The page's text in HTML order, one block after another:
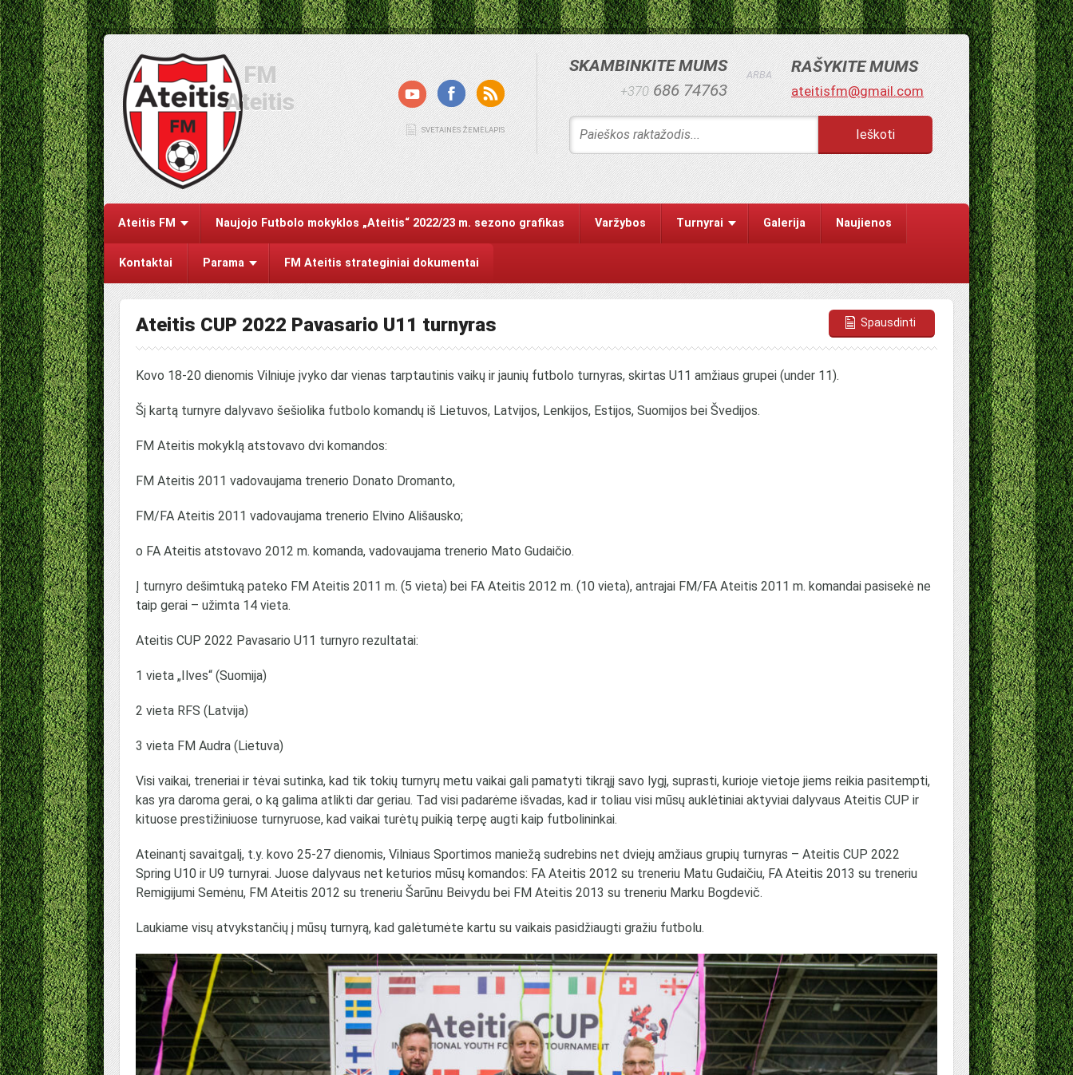
FM
Ateitis
SKAMBINKITE MUMS
+370686 74763
ARBA RAŠYKITE MUMS
ateitisfm@gmail.com
SVETAINĖS ŽEMĖLAPIS
Ateitis FM Naujojo Futbolo mokyklos „Ateitis“ 2022/23 m. sezono grafikas Varžybos Turnyrai Galerija Naujienos
Kontaktai Parama FM Ateitis strateginiai dokumentai
Ateitis CUP 2022 Pavasario U11 turnyras Spausdinti
Kovo 18-20 dienomis Vilniuje įvyko dar vienas tarptautinis vaikų ir jaunių futbolo turnyras, skirtas U11 amžiaus grupei (under 11).
Šį kartą turnyre dalyvavo šešiolika futbolo komandų iš Lietuvos, Latvijos, Lenkijos, Estijos, Suomijos bei Švedijos.
FM Ateitis mokyklą atstovavo dvi komandos:
FM Ateitis 2011 vadovaujama trenerio Donato Dromanto,
FM/FA Ateitis 2011 vadovaujama trenerio Elvino Ališausko;
o FA Ateitis atstovavo 2012 m. komanda, vadovaujama trenerio Mato Gudaičio.
Į turnyro dešimtuką pateko FM Ateitis 2011 m. (5 vieta) bei FA Ateitis 2012 m. (10 vieta), antrajai FM/FA Ateitis 2011 m. komandai pasisekė ne
taip gerai – užimta 14 vieta.
Ateitis CUP 2022 Pavasario U11 turnyro rezultatai:
1 vieta „Ilves“ (Suomija)
2 vieta RFS (Latvija)
3 vieta FM Audra (Lietuva)
Visi vaikai, treneriai ir tėvai sutinka, kad tik tokių turnyrų metu vaikai gali pamatyti tikrąjį savo lygį, suprasti, kurioje vietoje jiems reikia pasitempti,
kas yra daroma gerai, o ką galima atlikti dar geriau. Tad visi padarėme išvadas, kad ir toliau visi mūsų auklėtiniai aktyviai dalyvaus Ateitis CUP ir
kituose prestižiniuose turnyruose, kad vaikai turėtų puikią terpę augti kaip futbolininkai.
Ateinantį savaitgalį, t.y. kovo 25-27 dienomis, Vilniaus Sportimos maniežą sudrebins net dviejų amžiaus grupių turnyras – Ateitis CUP 2022
Spring U10 ir U9 turnyrai. Juose dalyvaus net keturios mūsų komandos: FA Ateitis 2012 su treneriu Matu Gudaičiu, FA Ateitis 2013 su treneriu
Remigijumi Semėnu, FM Ateitis 2012 su treneriu Šarūnu Beivydu bei FM Ateitis 2013 su treneriu Marku Bogdevič.
Laukiame visų atvykstančių į mūsų turnyrą, kad galėtumėte kartu su vaikais pasidžiaugti gražiu futbolu.